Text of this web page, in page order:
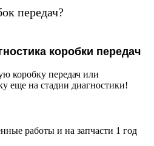
передач?
коробки передач
коробку передач или
еще на стадии диагностики!
работы и на запчасти 1 год